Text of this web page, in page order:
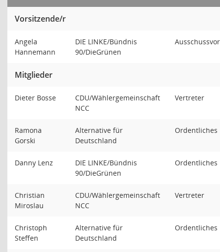
Vorsitzende/r
Angela
Hannemann
DIE LINKE/Bündnis
90/DieGrünen
Mitglieder
Dieter Bosse
CDU/Wählergemeinschaft
NCC
Vertreter
Ramona
Gorski
Alternative für
Deutschland
Danny Lenz
DIE LINKE/Bündnis
90/DieGrünen
Christian
Miroslau
CDU/Wählergemeinschaft
NCC
Vertreter
Christoph
Steffen
Alternative für
Deutschland